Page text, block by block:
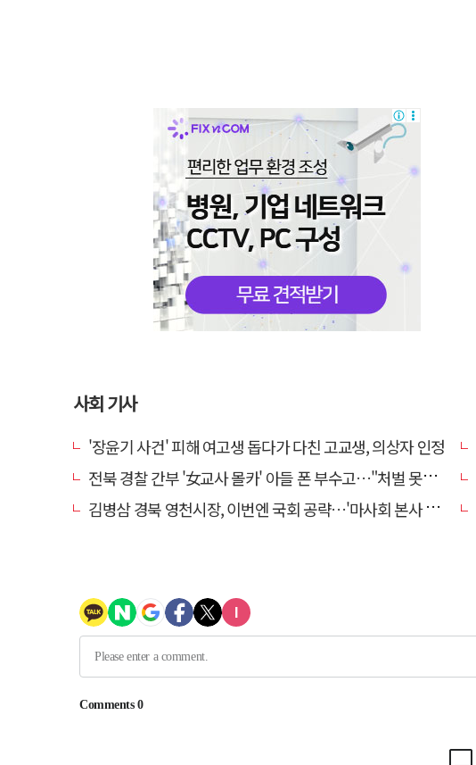
사회 기사
'장윤기 사건' 피해 여고생 돕다가 다친 고교생, 의상자 인정
전북 경찰 간부 '女교사 몰카' 아들 폰 부수고…"처벌 못하는 사안" 내부망에 글
김병삼 경북 영천시장, 이번엔 국회 공략…'마사회 본사 이전·광역교통망 확충' 요청